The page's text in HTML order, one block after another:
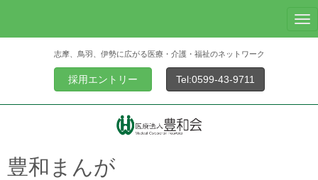
N
a
a
志摩、鳥羽、伊勢に広がる医療・介護・福祉のネットワーク
採用エントリー Tel:0599-43-9711
豊和まんが